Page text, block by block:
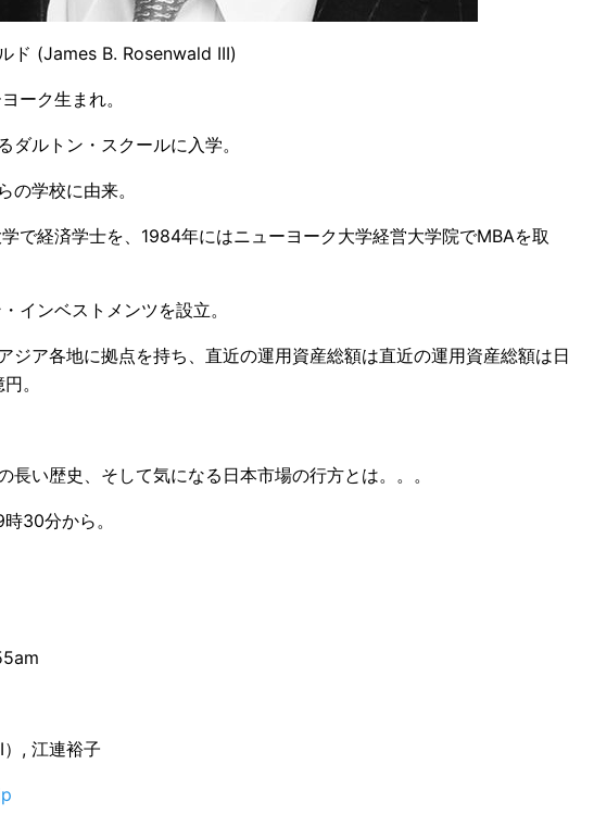
ド (James B. Rosenwald III)
ーク生まれ。
ダルトン・スクールに入学。
の学校に由来。
で経済学士を、1984年にはニューヨーク大学経営大学院でMBAを取
インベストメンツを設立。
ジア各地に拠点を持ち、直近の運用資産総額は直近の運用資産総額は日
。
長い歴史、そして気になる日本市場の行方とは。。。
30分から。
, 江連裕子